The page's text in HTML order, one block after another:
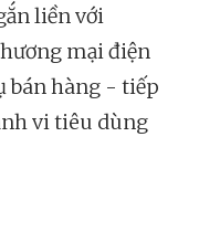
liền với
mại điện
bán hàng - tiếp
vi tiêu dùng